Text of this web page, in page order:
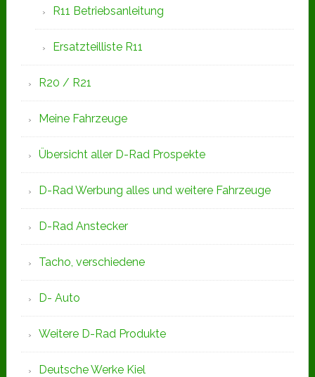
R11 Betriebsanleitung
Ersatzteilliste R11
R20 / R21
Meine Fahrzeuge
Übersicht aller D-Rad Prospekte
D-Rad Werbung alles und weitere Fahrzeuge
D-Rad Anstecker
Tacho, verschiedene
D- Auto
Weitere D-Rad Produkte
Deutsche Werke Kiel